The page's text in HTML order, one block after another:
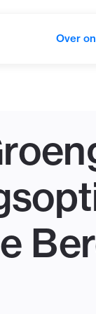
Over